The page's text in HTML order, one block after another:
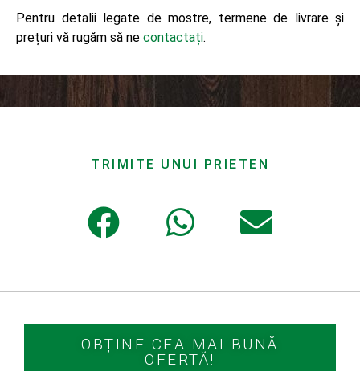
Pentru detalii legate de mostre, termene de livrare și
prețuri vă rugăm să ne contactați.
TRIMITE UNUI PRIETEN
OBȚINE CEA MAI BUNĂ
OFERTĂ!